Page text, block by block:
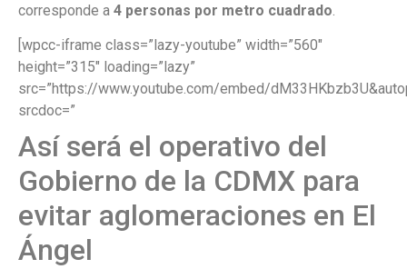
corresponde a 4 personas por metro cuadrado.
[wpcc-iframe class=”lazy-youtube” width=”560″
height=”315″ loading=”lazy”
src=”https://www.youtube.com/embed/
srcdoc=”
Así será el operativo del
Gobierno de la CDMX para
evitar aglomeraciones en El
Ángel